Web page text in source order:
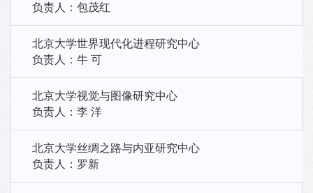
负责人：包茂红
北京大学世界现代化进程研究中心
负责人：牛 可
北京大学视觉与图像研究中心
负责人：李 洋
北京大学丝绸之路与内亚研究中心
负责人：罗新